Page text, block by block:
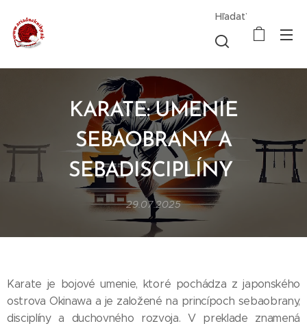
Hľadať
KARATE: UMENIE
SEBAOBRANY A
SEBADISCIPLÍNY
29.07.2025
Karate je bojové umenie, ktoré pochádza z japonského
ostrova Okinawa a je založené na princípoch sebaobrany,
disciplíny a duchovného rozvoja. V preklade znamená